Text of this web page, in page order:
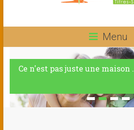
Menu
Ce n'est pas juste une maison